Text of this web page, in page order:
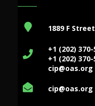
1889 F
+1 (202)
+1 (202)
cip@oas.org
cip@oas.org